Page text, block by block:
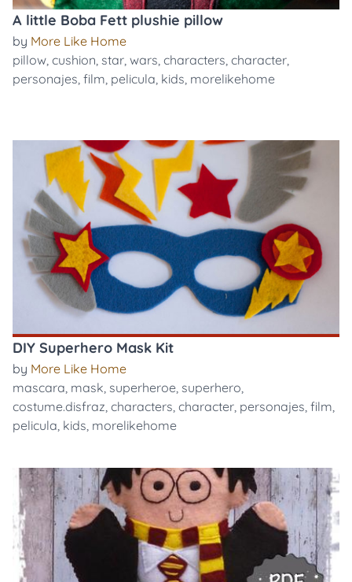
A little Boba Fett plushie pillow
by More Like Home
pillow, cushion, star, wars, characters, character,
personajes, film, pelicula, kids, morelikehome
DIY Superhero Mask Kit
by More Like Home
mascara, mask, superheroe, superhero,
costume.disfraz, characters, character, personajes, film,
pelicula, kids, morelikehome